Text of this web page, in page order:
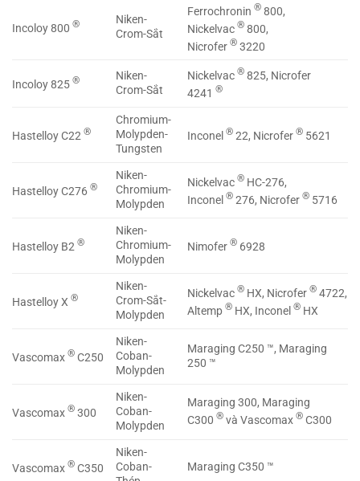
Incoloy 800 ®
Niken-
Crom-Sắt
Ferrochronin® 800,
Nickelvac® 800,
Nicrofer® 3220
Incoloy 825 ®
Niken-
Crom-Sắt
Nickelvac® 825, Nicrofer
4241®
Hastelloy C22 ®
Chromium-
Molypden-
Tungsten
Inconel® 22, Nicrofer® 5621
Hastelloy C276 ®
Niken-
Chromium-
Molypden
Nickelvac® HC-276,
Inconel® 276, Nicrofer® 5716
Hastelloy B2 ®
Niken-
Chromium-
Molypden
Nimofer® 6928
Hastelloy X ®
Niken-
Crom-Sắt-
Molypden
Nickelvac® HX, Nicrofer® 4722,
Altemp® HX, Inconel® HX
Vascomax ® C250
Niken-
Coban-
Molypden
Maraging C250 ™, Maraging
250 ™
Vascomax ® 300
Niken-
Coban-
Molypden
Maraging 300, Maraging
C300® và Vascomax® C300
Vascomax ® C350
Niken-
Coban-
Maraging C350 ™